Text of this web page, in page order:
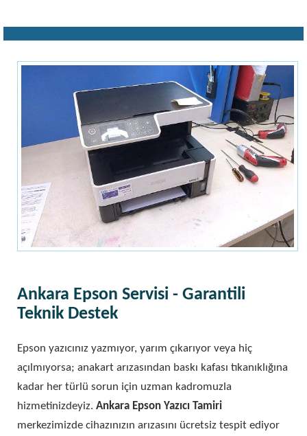
Ankara Epson Servisi - Garantili
Teknik Destek
Epson yazıcınız yazmıyor, yarım çıkarıyor veya hiç
açılmıyorsa; anakart arızasından baskı kafası tıkanıklığına
kadar her türlü sorun için uzman kadromuzla
hizmetinizdeyiz. Ankara Epson Yazıcı Tamiri
merkezimizde cihazınızın arızasını ücretsiz tespit ediyor